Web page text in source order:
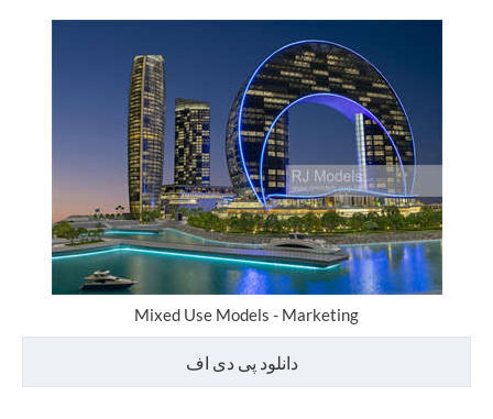
Mixed Use Models - Marketing
دانلود پی دی اف